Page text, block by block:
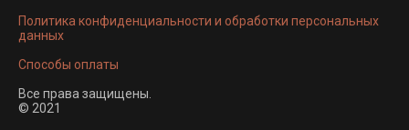
Политика конфиденциальности и обработки персональных
данных
Способы оплаты
Все права защищены.
© 2021